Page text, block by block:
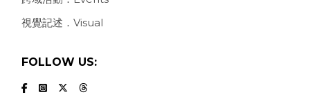
視覺記述．Visual
FOLLOW US: